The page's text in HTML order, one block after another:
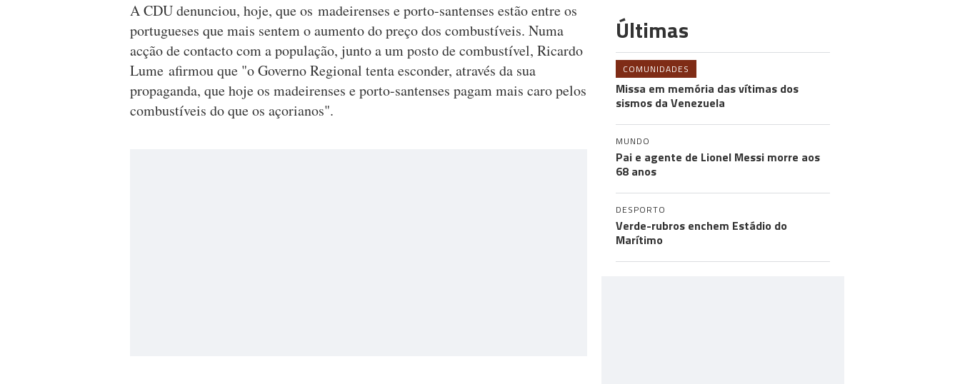
A CDU denunciou, hoje, que os madeirenses e porto-santenses estão entre os
portugueses que mais sentem o aumento do preço dos combustíveis. Numa
acção de contacto com a população, junto a um posto de combustível, Ricardo
Lume afirmou que "o Governo Regional tenta esconder, através da sua
propaganda, que hoje os madeirenses e porto-santenses pagam mais caro pelos
combustíveis do que os açorianos".
Últimas
COMUNIDADES
Missa em memória das vítimas dos
sismos da Venezuela
MUNDO
Pai e agente de Lionel Messi morre aos
68 anos
DESPORTO
Verde-rubros enchem Estádio do
Marítimo